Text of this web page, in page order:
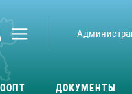
ДОКУМЕНТЫ